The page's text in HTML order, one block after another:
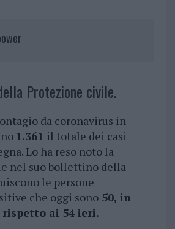
Protezione civile.
da coronavirus in
1.361 il totale dei casi
Lo ha reso noto la
nel suo bollettino della
le persone
che oggi sono50, in
ai 54 ieri.